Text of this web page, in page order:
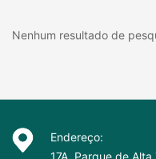
Nenhum resultado de
Endereço: